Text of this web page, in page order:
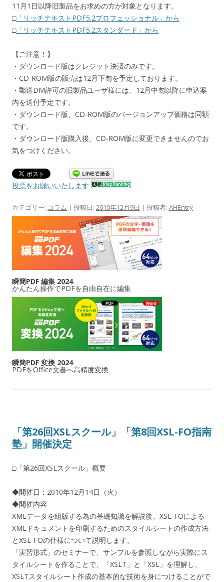
11月1日以降旧製品をお求めの方が対象となります。
□「リッチテキストPDF5.2プロフェッショナル」から
□「リッチテキストPDF5.2スタンダード」から
【ご注意！】
・ダウンロード版はクレジット決済のみです。
・CD-ROM版の販売は12月下旬を予定しております。
・郵送DM許可の旧製品ユーザ様には、12月中旬以降に申込案
内を送付予定です。
・ダウンロード版、CD-ROM版のバージョンアップ価格は同額
です。
・ダウンロード版購入後、CD-ROM版に変更できませんのでお
気をつけください。
投票をお願いいたします
カテゴリー: コラム | 投稿日: 2010年12月9日 | 投稿者: AHEntry
瞬簡PDF 編集 2024
かんたん操作でPDFを自由自在に編集
瞬簡PDF 変換 2024
PDFをOffice文書へ高精度変換
「第26回XSLスクール」「第8回XSL-FO指南
塾」開催決定
□「第26回XSLスクール」概要
◆開催日：2010年12月14日（火）
◆開催内容
XMLデータを組版する為の基礎知識を解説後、XSL-FOによる
XMLドキュメントを印刷するためのスタイルシートの作成方法
とXSL-FOの仕様について説明します。
「実習形式」のセミナーで、サンプルを参照しながら実際にス
タイルシートを作ることで、「XSLT」と「XSL」を理解し、
XSLTスタイルシート作成の基本的な技術を身につけることがで